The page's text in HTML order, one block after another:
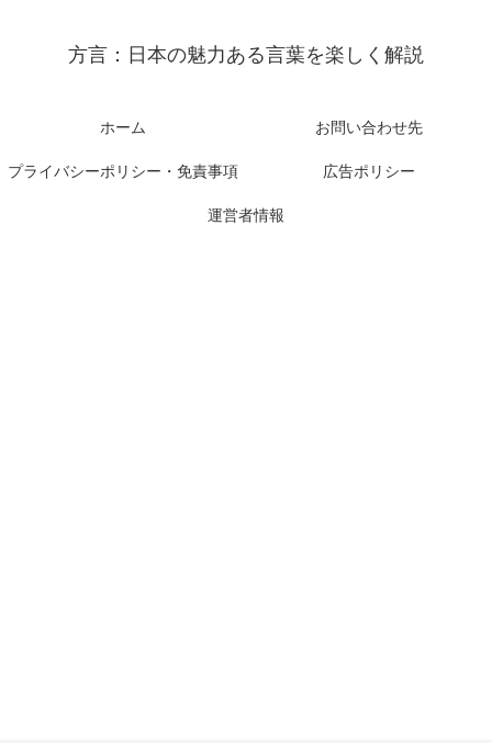
方言：日本の魅力ある言葉を楽しく解説
ホーム お問い合わせ先
プライバシーポリシー・免責事項 広告ポリシー
運営者情報